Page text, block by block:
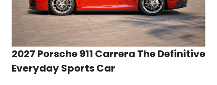
2027 Porsche 911 Carrera The Definitive
Everyday Sports Car